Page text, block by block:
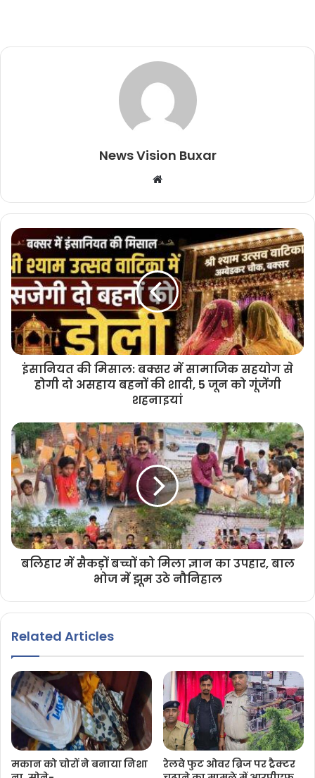
News Vision Buxar
b
s
i
t
e
इंसानियत की मिसाल: बक्सर में सामाजिक सहयोग से
होगी दो असहाय बहनों की शादी, 5 जून को गूंजेंगी
शहनाइयां
बलिहार में सैकड़ों बच्चों को मिला ज्ञान का उपहार, बाल
भोज में झूम उठे नौनिहाल
Related Articles
मकान को चोरों ने बनाया निशा
रेलवे फुट ओवर ब्रिज पर ट्रैक्टर